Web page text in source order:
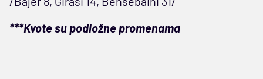
***Kvote su podložne promenama